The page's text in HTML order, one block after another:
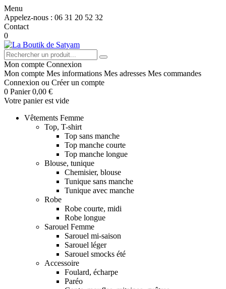
Menu
Appelez-nous : 06 31 20 52 32
Contact
0
Mon compte Connexion
Mon compte Mes informations Mes adresses Mes commandes
Connexion ou Créer un compte
0 Panier 0,00 €
Votre panier est vide
Vêtements Femme
Top, T-shirt
Top sans manche
Top manche courte
Top manche longue
Blouse, tunique
Chemisier, blouse
Tunique sans manche
Tunique avec manche
Robe
Robe courte, midi
Robe longue
Sarouel Femme
Sarouel mi-saison
Sarouel léger
Sarouel smocks été
Accessoire
Foulard, écharpe
Paréo